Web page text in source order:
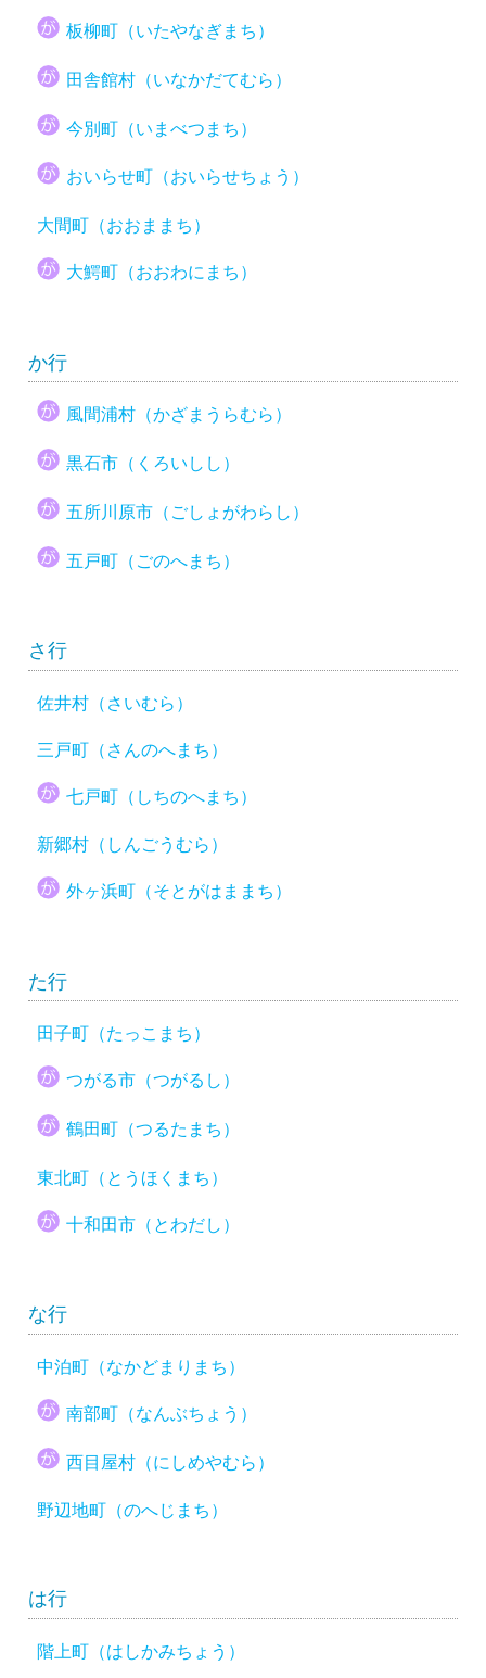
板柳町（いたやなぎまち）
田舎館村（いなかだてむら）
今別町（いまべつまち）
おいらせ町（おいらせちょう）
大間町（おおままち）
大鰐町（おおわにまち）
か行
風間浦村（かざまうらむら）
黒石市（くろいしし）
五所川原市（ごしょがわらし）
五戸町（ごのへまち）
さ行
佐井村（さいむら）
三戸町（さんのへまち）
七戸町（しちのへまち）
新郷村（しんごうむら）
外ヶ浜町（そとがはままち）
た行
田子町（たっこまち）
つがる市（つがるし）
鶴田町（つるたまち）
東北町（とうほくまち）
十和田市（とわだし）
な行
中泊町（なかどまりまち）
南部町（なんぶちょう）
西目屋村（にしめやむら）
野辺地町（のへじまち）
は行
階上町（はしかみちょう）